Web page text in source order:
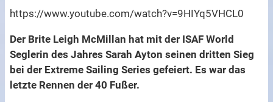
https://www.youtube.com/watch?v=9HIYq5VHCL0
Der Brite Leigh McMillan hat mit der ISAF World
Seglerin des Jahres Sarah Ayton seinen dritten Sieg
bei der Extreme Sailing Series gefeiert. Es war das
letzte Rennen der 40 Fußer.